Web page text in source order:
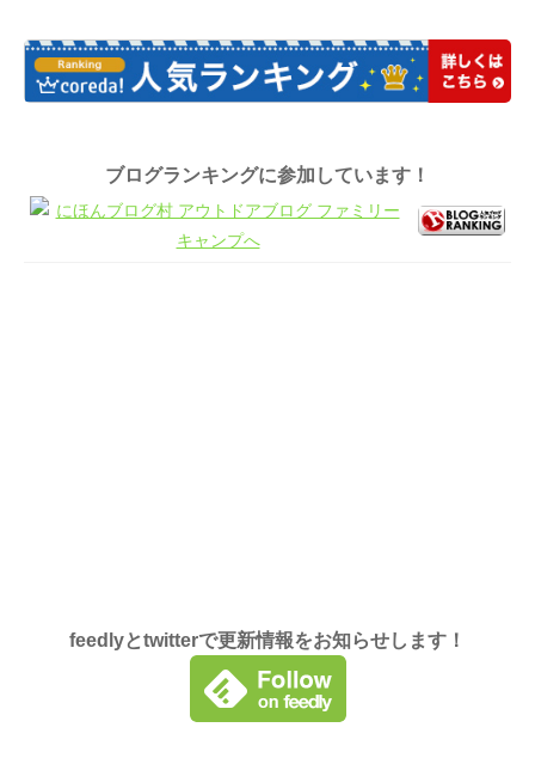
ブログランキングに参加しています！
feedlyとtwitterで更新情報をお知らせします！